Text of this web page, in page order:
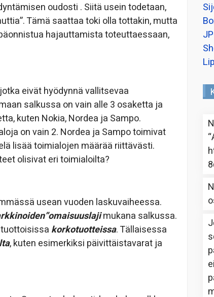
oudosti . Siitä usein todetaan,
Tämä saattaa toki olla tottakin, mutta
hajauttamista toteuttaessaan,
eivät hyödynnä vallitsevaa
salkussa on vain alle 3 osaketta ja
kuten Nokia, Nordea ja Sampo.
on vain 2. Nordea ja Sampo toimivat
lisää toimialojen määrää riittävästi.
olisivat eri toimialoilta?
usean vuoden laskuvaiheessa.
mukana salkussa.
korkotuotteissa. Tällaisessa
, kuten esimerkiksi päivittäistavarat ja
“